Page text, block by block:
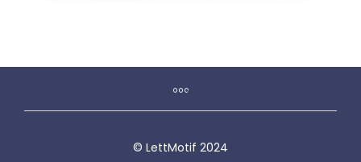
© LettMotif 2024